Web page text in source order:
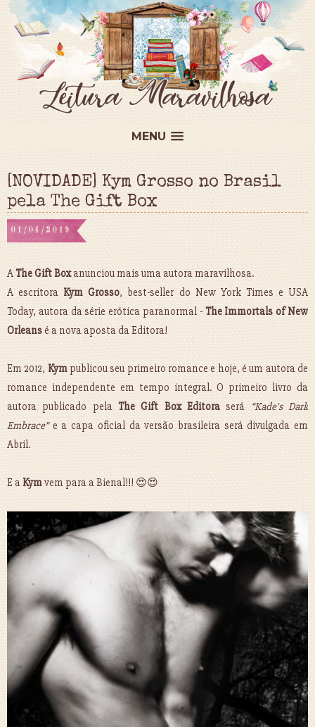
MENU
[NOVIDADE] Kym Grosso no Brasil
pela The Gift Box
01/04/2019
AThe Gift Boxanunciou mais uma autora maravilhosa.
A escritora Kym Grosso, best-seller do New York Times e USA
Today, autora da série erótica paranormal - The Immortals of New
Orleansé a nova aposta da Editora!
Em 2012, Kym publicou seu primeiro romance e hoje, é um autora de
romance independente em tempo integral. O primeiro livro da
autora publicado pelaThe Gift Box Editoraserá“Kade's Dark
Embrace”e a capa oficial da versão brasileira será divulgada em
Abril.
E a Kymvem para a Bienal!!! 😍😍